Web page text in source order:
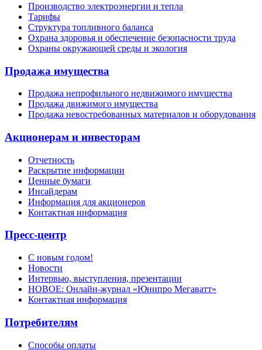
Производство электроэнергии и тепла
Тарифы
Структура топливного баланса
Охрана здоровья и обеспечение безопасности труда
Охраны окружающей среды и экология
Продажа имущества
Продажа непрофильного недвижимого имущества
Продажа движимого имущества
Продажа невостребованных материалов и оборудования
Акционерам и инвесторам
Отчетность
Раскрытие информации
Ценные бумаги
Инсайдерам
Информация для акционеров
Контактная информация
Пресс-центр
С новым годом!
Новости
Интервью, выступления, презентации
НОВОЕ: Онлайн-журнал «Юнипро Мегаватт»
Контактная информация
Потребителям
Способы оплаты